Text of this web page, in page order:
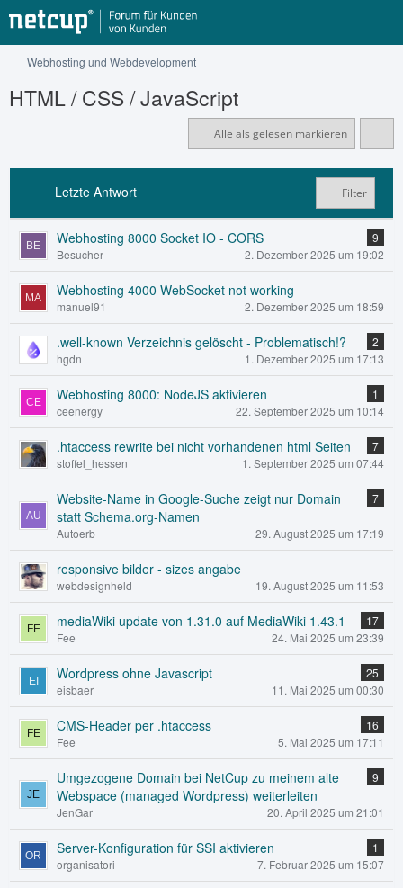
Webhosting und Webdevelopment
HTML / CSS / JavaScript
Alle als gelesen markieren
Letzte Antwort Filter
Webhosting 8000 Socket IO - CORS
9
Besucher
2. Dezember 2025 um 19:02
Webhosting 4000 WebSocket not working
manuel91 2. Dezember 2025 um 18:59
.well-known Verzeichnis gelöscht - Problematisch!?
2
hgdn
1. Dezember 2025 um 17:13
Webhosting 8000: NodeJS aktivieren
1
ceenergy
22. September 2025 um 10:14
.htaccess rewrite bei nicht vorhandenen html Seiten
7
stoffel_hessen
1. September 2025 um 07:44
Website-Name in Google-Suche zeigt nur Domain
statt Schema.org-Namen
7
Autoerb 29. August 2025 um 17:19
responsive bilder - sizes angabe
webdesignheld 19. August 2025 um 11:53
mediaWiki update von 1.31.0 auf MediaWiki 1.43.1
17
Fee
24. Mai 2025 um 23:39
Wordpress ohne Javascript
25
eisbaer
11. Mai 2025 um 00:30
CMS-Header per .htaccess
16
Fee
5. Mai 2025 um 17:11
Umgezogene Domain bei NetCup zu meinem alte
Webspace (managed Wordpress) weiterleiten
9
JenGar 20. April 2025 um 21:01
Server-Konfiguration für SSI aktivieren
1
organisatori
7. Februar 2025 um 15:07